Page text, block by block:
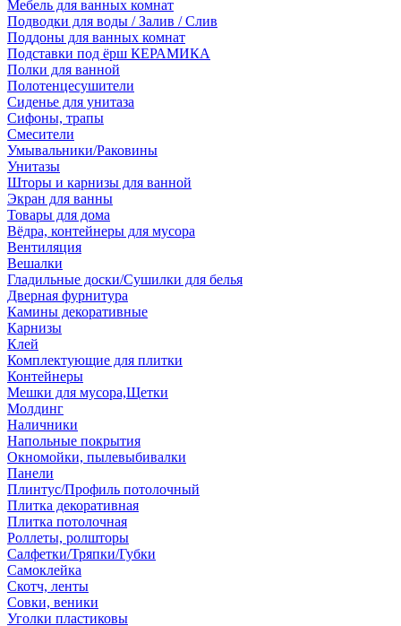
Мебель для ванных комнат
Подводки для воды / Залив / Слив
Поддоны для ванных комнат
Подставки под ёрш КЕРАМИКА
Полки для ванной
Полотенцесушители
Сиденье для унитаза
Сифоны, трапы
Смесители
Умывальники/Раковины
Унитазы
Шторы и карнизы для ванной
Экран для ванны
Товары для дома
Вёдра, контейнеры для мусора
Вентиляция
Вешалки
Гладильные доски/Сушилки для белья
Дверная фурнитура
Камины декоративные
Карнизы
Клей
Комплектующие для плитки
Контейнеры
Мешки для мусора,Щетки
Молдинг
Наличники
Напольные покрытия
Окномойки, пылевыбивалки
Панели
Плинтус/Профиль потолочный
Плитка декоративная
Плитка потолочная
Роллеты, ролшторы
Салфетки/Тряпки/Губки
Самоклейка
Скотч, ленты
Совки, веники
Уголки пластиковы